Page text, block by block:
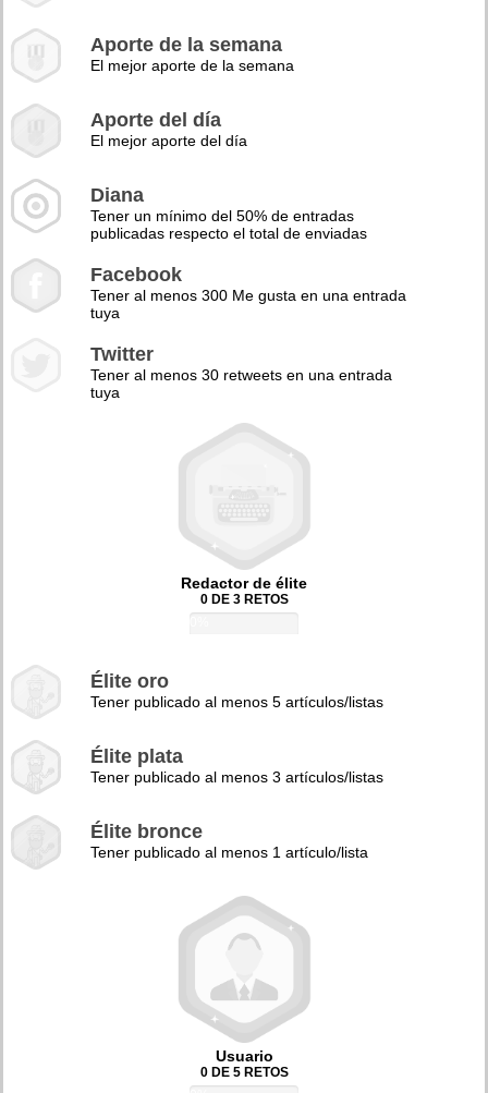
Aporte de la semana
El mejor aporte de la semana
Aporte del día
El mejor aporte del día
Diana
Tener un mínimo del 50% de entradas
publicadas respecto el total de enviadas
Facebook
Tener al menos 300 Me gusta en una entrada
tuya
Twitter
Tener al menos 30 retweets en una entrada
tuya
Redactor de élite
0 DE 3 RETOS
Élite oro
Tener publicado al menos 5 artículos/listas
Élite plata
Tener publicado al menos 3 artículos/listas
Élite bronce
Tener publicado al menos 1 artículo/lista
Usuario
0 DE 5 RETOS